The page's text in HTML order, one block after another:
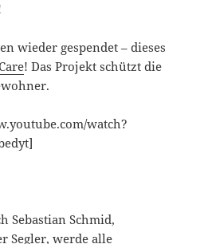
wieder gespendet – dieses
! Das Projekt schützt die
watch?
Sebastian Schmid,
Segler, werde alle